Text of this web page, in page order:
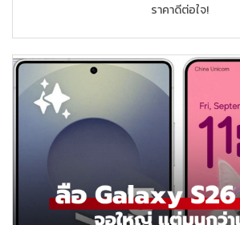
ราคาดีต่อใจ!